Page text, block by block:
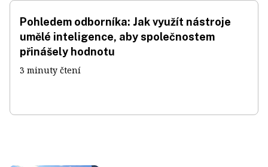
Pohledem odborníka: Jak využít nástroje
umělé inteligence, aby společnostem
přinášely hodnotu
3 minuty čtení